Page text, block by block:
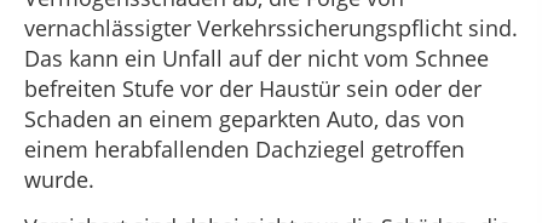
vernachlässigter Verkehrssicherungspflicht sind.
Das kann ein Unfall auf der nicht vom Schnee
befreiten Stufe vor der Haustür sein oder der
Schaden an einem geparkten Auto, das von
einem herabfallenden Dachziegel getroffen
wurde.